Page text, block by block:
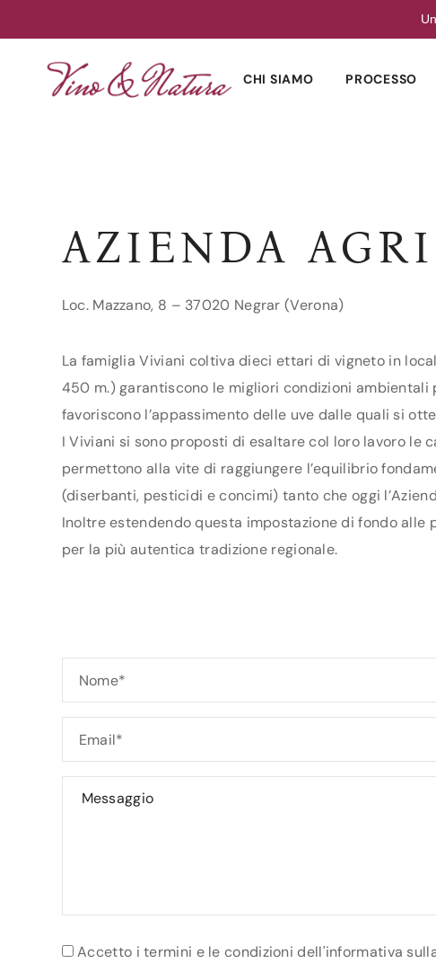
CHI SIAMO PROCESSO
AZIENDA
Loc. Mazzano, 8 – 37020 Negrar (Verona)
La famiglia Viviani coltiva dieci ettari di vigneto in
450 m.) garantiscono le migliori condizioni
favoriscono l’appassimento delle uve dalle quali si
I Viviani si sono proposti di esaltare col loro lavoro
permettono alla vite di raggiungere l’equilibrio
(diserbanti, pesticidi e concimi) tanto che oggi
Inoltre estendendo questa impostazione di fondo
per la più autentica tradizione regionale.
Accetto i termini e le condizioni dell'informativa